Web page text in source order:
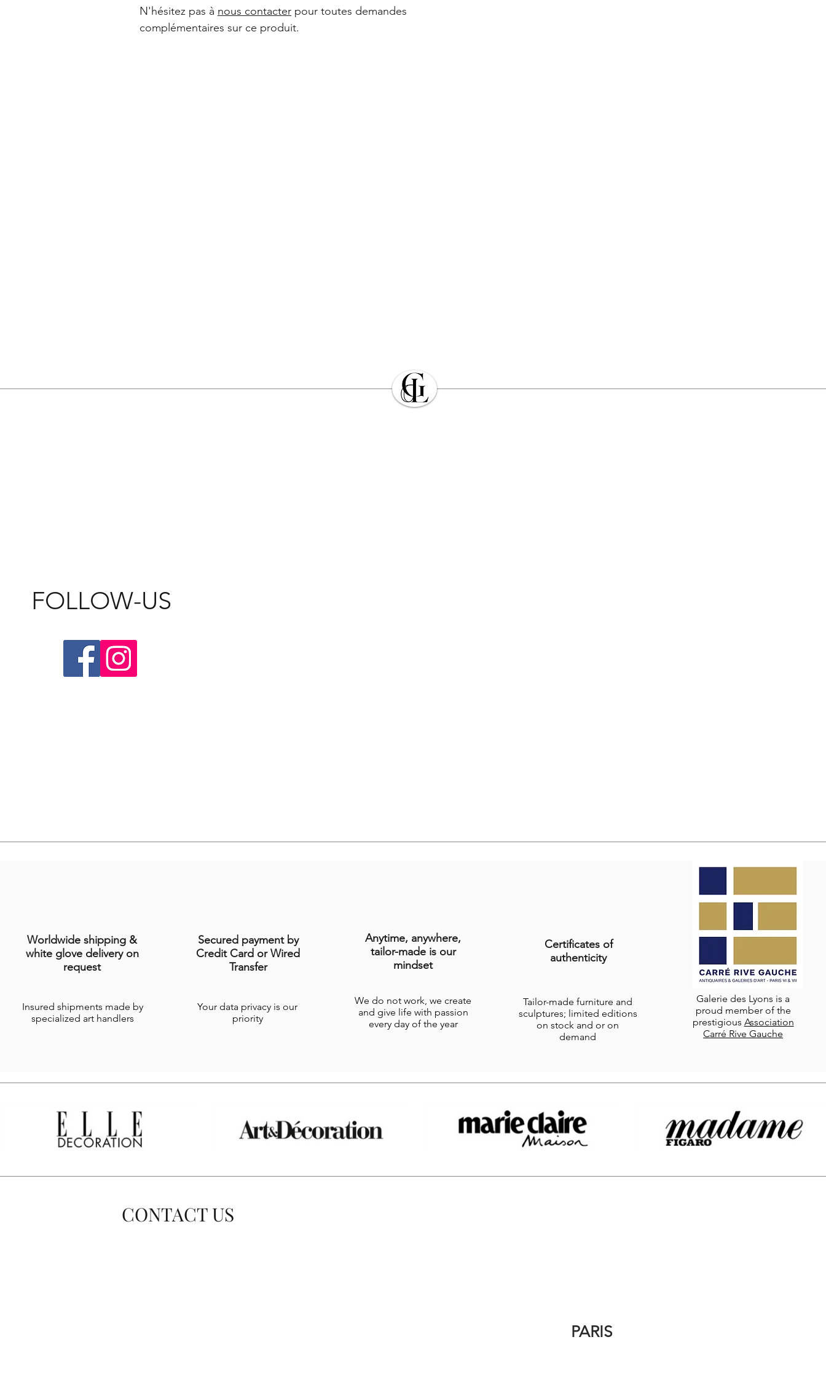
N'hésitez pas à nous contacter pour toutes demandes
complémentaires sur ce produit.
FOLLOW-US
Worldwide shipping &
white glove delivery on
request
Insured shipments made by
specialized art handlers
Secured payment by
Credit Card or Wired
Transfer
Your data privacy is our
priority
Anytime, anywhere,
tailor-made is our
mindset
We do not work, we create
and give life with passion
every day of the year
Certificates of
authenticity
Tailor-made furniture and
sculptures; limited editions
on stock and or on
demand
Galerie des Lyons is a
proud member of the
prestigious Association
Carré Rive Gauche
CONTACT US
PARIS